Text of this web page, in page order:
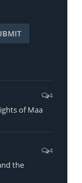
4
of Maa
4
the